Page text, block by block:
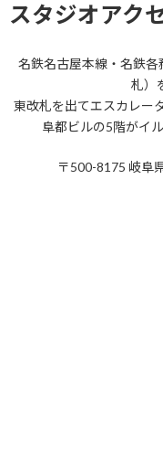
2017年12月
2017年9月
スタジオアク
名鉄名古屋本線・名鉄
札）
東改札を出てエスカレー
阜都ビルの5階がイ
〒500-8175 岐阜